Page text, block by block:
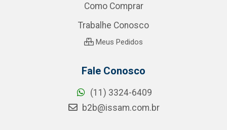
Como Comprar
Trabalhe Conosco
Meus Pedidos
Fale Conosco
(11) 3324-6409
b2b@issam.com.br